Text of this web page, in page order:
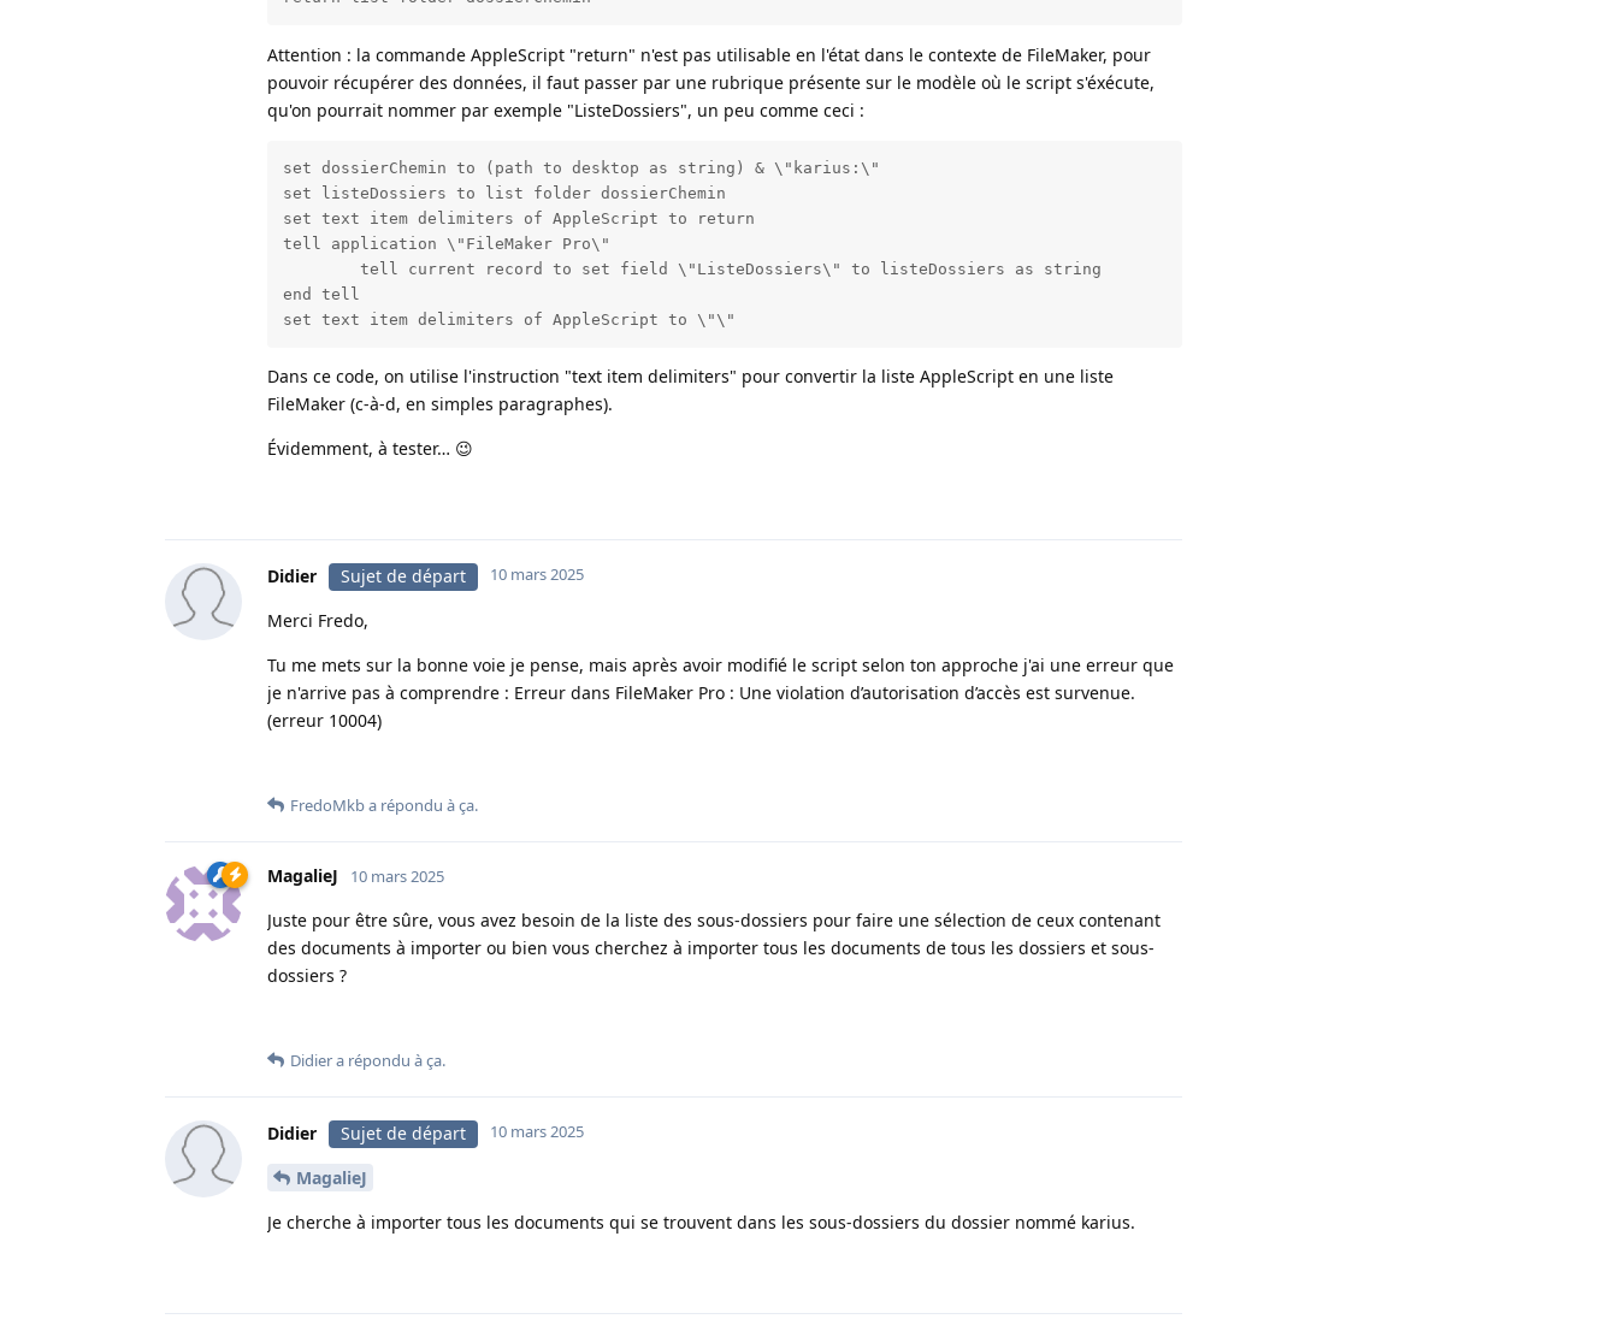
Attention : la commande AppleScript "return" n'est pas utilisable en l'état dans le contexte de FileMaker, pour
pouvoir récupérer des données, il faut passer par une rubrique présente sur le modèle où le script s'éxécute,
qu'on pourrait nommer par exemple "ListeDossiers", un peu comme ceci :
set dossierChemin to (path to desktop as string) & \"karius:\"
set listeDossiers to list folder dossierChemin
set text item delimiters of AppleScript to return
tell application \"FileMaker Pro\"
end tell
Dans ce code, on utilise l'instruction "text item delimiters" pour convertir la liste AppleScript en une liste
FileMaker (c-à-d, en simples paragraphes).
Évidemment, à tester… 😉
Didier Sujet de départ 10 mars 2025
Merci Fredo,
Tu me mets sur la bonne voie je pense, mais après avoir modifié le script selon ton approche j'ai une erreur que
je n'arrive pas à comprendre : Erreur dans FileMaker Pro : Une violation d’autorisation d’accès est survenue.
(erreur 10004)
FredoMkba répondu à ça.
MagalieJ 10 mars 2025
Juste pour être sûre, vous avez besoin de la liste des sous-dossiers pour faire une sélection de ceux contenant
des documents à importer ou bien vous cherchez à importer tous les documents de tous les dossiers et sous-
dossiers ?
Didiera répondu à ça.
Didier Sujet de départ 10 mars 2025
MagalieJ
Je cherche à importer tous les documents qui se trouvent dans les sous-dossiers du dossier nommé karius.